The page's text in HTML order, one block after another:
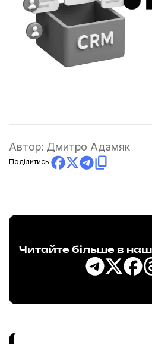
Автор: Дмитро Адамяк
Поділитись:
Читайте більше в